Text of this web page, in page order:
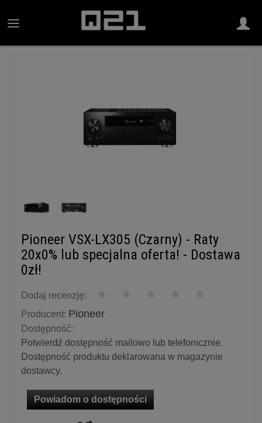
Pioneer VSX-LX305 (Czarny) - Raty
20x0% lub specjalna oferta! - Dostawa
0zł!
Dodaj recenzję:
Producent: Pioneer
Dostępność:
Potwierdź dostępność mailowo lub telefonicznie.
Dostępność produktu deklarowana w magazynie
dostawcy.
Powiadom o dostępności